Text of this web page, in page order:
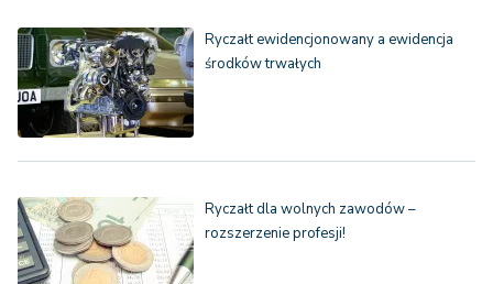
Ryczałt ewidencjonowany a ewidencja
środków trwałych
Ryczałt dla wolnych zawodów –
rozszerzenie profesji!